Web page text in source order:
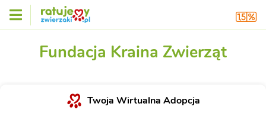
Fundacja Kraina Zwierząt
Twoja Wirtualna Adopcja